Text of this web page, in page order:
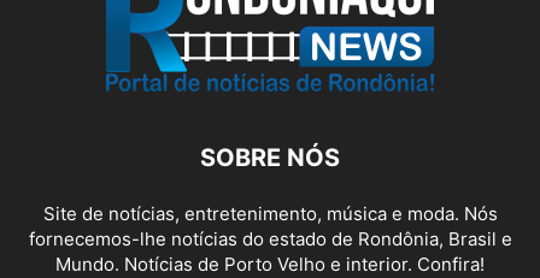
SOBRE NÓS
Site de notícias, entretenimento, música e moda. Nós
fornecemos-lhe notícias do estado de Rondônia, Brasil e
Mundo. Notícias de Porto Velho e interior. Confira!